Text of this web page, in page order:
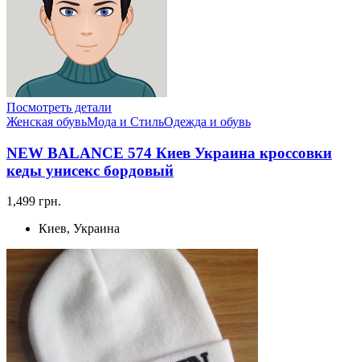
Посмотреть детали
Женская обувьМода и СтильОдежда и обувь
NEW BALANCE 574 Киев Украина кроссовки
кеды унисекс бордовый
1,499 грн.
Киев, Украина